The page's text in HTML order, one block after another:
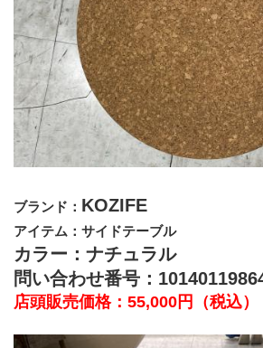
ブランド： KOZIFE
﻿アイテム：サイドテーブル
カラー：ナチュラル
問い合わせ番号：
店頭販売価格：55,000円（税込）